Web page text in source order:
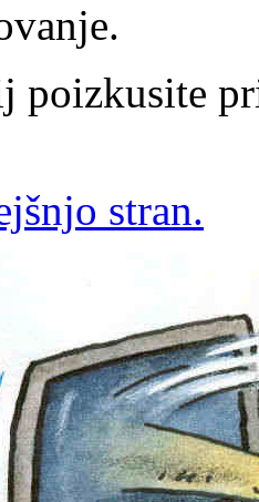
poizkusite
stran.